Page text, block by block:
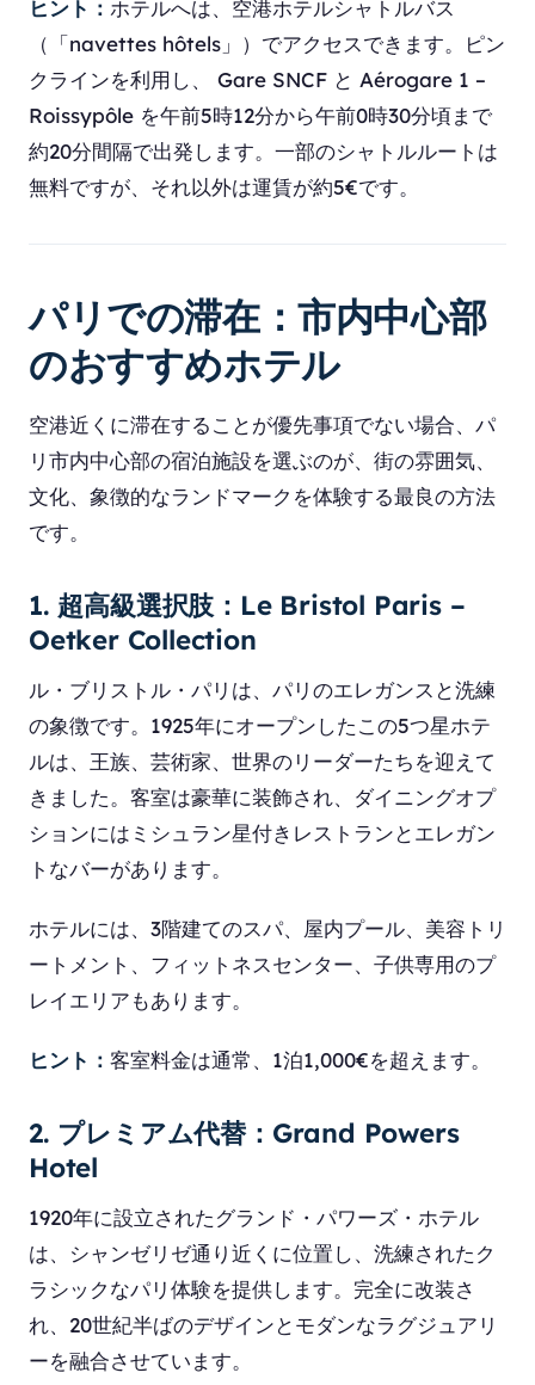
ヒント： ホテルへは、空港ホテルシャトルバス
（「navettes hôtels」）でアクセスできます。ピン
クラインを利用し、 Gare SNCF と Aérogare 1 –
Roissypôle を午前5時12分から午前0時30分頃まで
約20分間隔で出発します。一部のシャトルルートは
無料ですが、それ以外は運賃が約5€です。
パリでの滞在：市内中心部
のおすすめホテル
空港近くに滞在することが優先事項でない場合、パ
リ市内中心部の宿泊施設を選ぶのが、街の雰囲気、
文化、象徴的なランドマークを体験する最良の方法
です。
1. 超高級選択肢：Le Bristol Paris –
Oetker Collection
ル・ブリストル・パリは、パリのエレガンスと洗練
の象徴です。1925年にオープンしたこの5つ星ホテ
ルは、王族、芸術家、世界のリーダーたちを迎えて
きました。客室は豪華に装飾され、ダイニングオプ
ションにはミシュラン星付きレストランとエレガン
トなバーがあります。
ホテルには、3階建てのスパ、屋内プール、美容トリ
ートメント、フィットネスセンター、子供専用のプ
レイエリアもあります。
ヒント： 客室料金は通常、1泊1,000€を超えます。
2. プレミアム代替：Grand Powers
Hotel
1920年に設立されたグランド・パワーズ・ホテル
は、シャンゼリゼ通り近くに位置し、洗練されたク
ラシックなパリ体験を提供します。完全に改装さ
れ、20世紀半ばのデザインとモダンなラグジュアリ
ーを融合させています。